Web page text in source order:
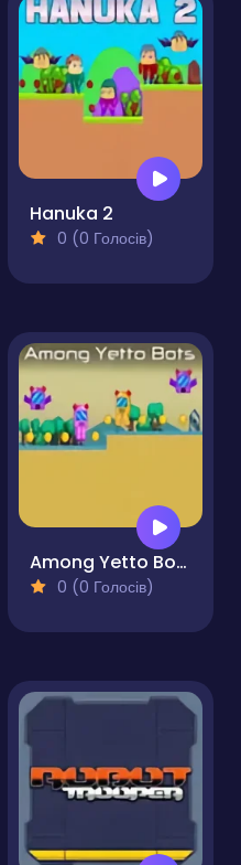
Hanuka 2
0 (0 Голосів)
Among Yetto Bots
0 (0 Голосів)